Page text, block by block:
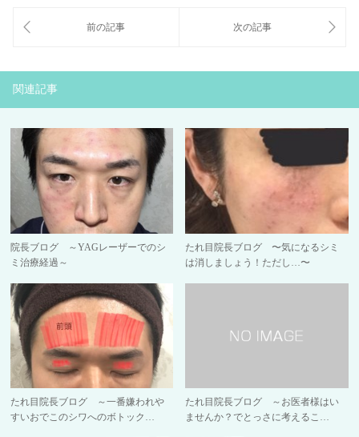
関連記事
院長ブログ ～YAGレーザーでのシ
ミ治療経過～
たれ目院長ブログ 〜気になるシミ
は消しましょう！ただし…〜
たれ目院長ブログ ～一番嫌われや
すいおでこのシワへのボトック…
たれ目院長ブログ ～お医者様はい
ませんか？でとっさに考えるこ…